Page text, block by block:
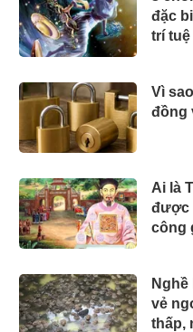
đặc
trí tuệ
Vì
đồng
Ai là
được
công
vẻ
thấp,